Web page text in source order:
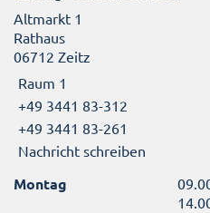
Altmarkt 1
Rathaus
06712 Zeitz
Raum 1
+49 3441 83-312
+49 3441 83-261
Nachricht schreiben
Montag